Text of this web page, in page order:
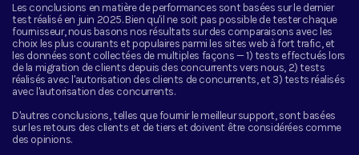
Les conclusions en matière de performances sont basées sur le dernier
test réalisé en juin 2025. Bien qu'il ne soit pas possible de tester chaque
fournisseur, nous basons nos résultats sur des comparaisons avec les
choix les plus courants et populaires parmi les sites web à fort trafic, et
les données sont collectées de multiples façons — 1) tests effectués lors
de la migration de clients depuis des concurrents vers nous, 2) tests
réalisés avec l'autorisation des clients de concurrents, et 3) tests réalisés
avec l'autorisation des concurrents.
D'autres conclusions, telles que fournir le meilleur support, sont basées
sur les retours des clients et de tiers et doivent être considérées comme
des opinions.